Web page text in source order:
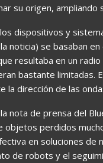
su origen, ampliando
dispositivos y
noticia) se basaban
resultaba en un
bastante limitadas.
la dirección de las
la nota de prensa del
objetos perdidos
en soluciones de
de robots y el